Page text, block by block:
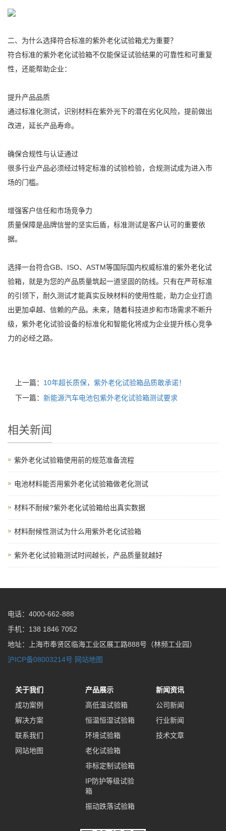
二、为什么选择符合标准的紫外老化试验箱尤为重要？
符合标准的紫外老化试验箱不仅能保证试验结果的可靠性和可重复
性，还能帮助企业：
提升产品品质
通过标准化测试，识别材料在紫外光下的潜在劣化风险，提前做出
改进，延长产品寿命。
确保合规性与认证通过
很多行业产品必须经过特定标准的试验检验，合规测试成为进入市
场的门槛。
增强客户信任和市场竞争力
质量保障是品牌信誉的坚实后盾，标准测试是客户认可的重要依
据。
选择一台符合GB、ISO、ASTM等国际国内权威标准的紫外老化试
验箱，就是为您的产品质量筑起一道坚固的防线。只有在严苛标准
的引领下，耐久测试才能真实反映材料的使用性能，助力企业打造
出更加卓越、信赖的产品。未来，随着科技进步和市场需求不断升
级，紫外老化试验设备的标准化和智能化将成为企业提升核心竞争
力的必经之路。
上一篇： 10年超长质保，紫外老化试验箱品质敢承诺！
下一篇： 新能源汽车电池包紫外老化试验箱测试要求
相关新闻
紫外老化试验箱使用前的规范准备流程
电池材料能否用紫外老化试验箱做老化测试
材料不耐候?紫外老化试验箱给出真实数据
材料耐候性测试为什么用紫外老化试验箱
紫外老化试验箱测试时间越长，产品质量就越好
电话：4000-662-888
手机：138 1846 7052
地址：上海市奉贤区临海工业区展工路888号（林频工业园）
沪ICP备08003214号 网站地图
关于我们
成功案例
解决方案
联系我们
网站地图
产品展示
高低温试验箱
恒温恒湿试验箱
环境试验箱
老化试验箱
非标定制试验箱
IP防护等级试验
箱
振动跌落试验箱
新闻资讯
公司新闻
行业新闻
技术文章